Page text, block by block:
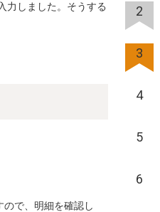
力しました。そうする
で、明細を確認し
2
3
4
5
6